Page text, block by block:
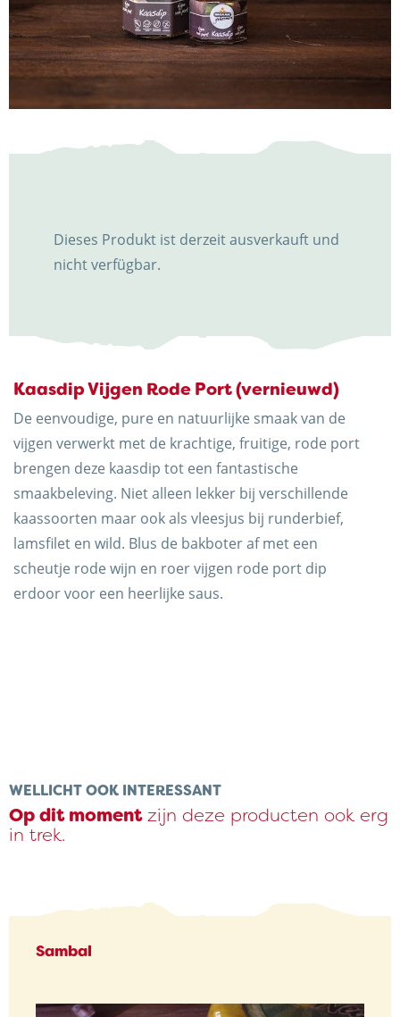
KONTAKT
7137 HG Lievelde
Niederlande
Trots op de Achterhoek! | © Kaasboerderij Weenink
2026
Dieses Produkt ist derzeit ausverkauft und
nicht verfügbar.
Kaasdip Vijgen Rode Port (vernieuwd)
De eenvoudige, pure en natuurlijke smaak van de
vijgen verwerkt met de krachtige, fruitige, rode port
brengen deze kaasdip tot een fantastische
smaakbeleving. Niet alleen lekker bij verschillende
kaassoorten maar ook als vleesjus bij runderbief,
lamsfilet en wild. Blus de bakboter af met een
scheutje rode wijn en roer vijgen rode port dip
erdoor voor een heerlijke saus.
WELLICHT OOK INTERESSANT
Op dit momentzijn deze producten ook erg
in trek.
Sambal